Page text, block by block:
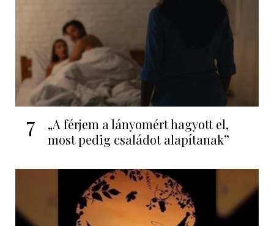
7
„A férjem a lányomért hagyott el,
most pedig családot alapítanak”